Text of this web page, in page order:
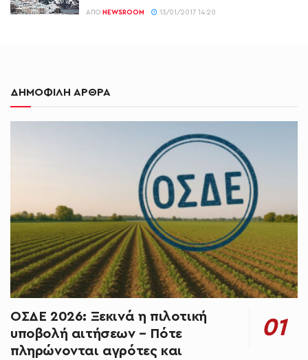
ΑΠΌ NEWSROOM 13/01/2017 14:20
ΔΗΜΟΦΙΛΗ ΑΡΘΡΑ
ΟΣΔΕ 2026: Ξεκινά η πιλοτική
υποβολή αιτήσεων – Πότε
πληρώνονται αγρότες και